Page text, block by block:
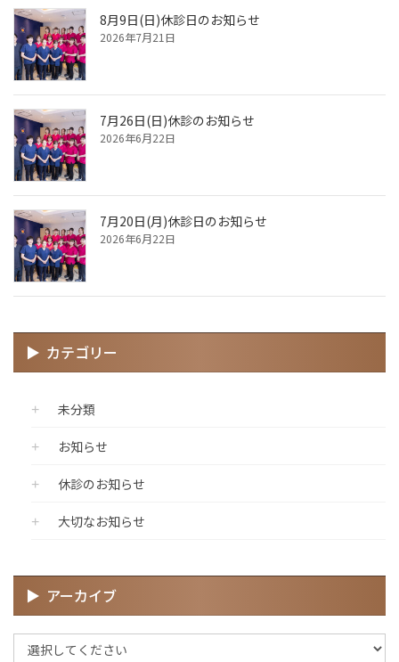
8月9日(日)休診日のお知らせ
2026年7月21日
7月26日(日)休診のお知らせ
2026年6月22日
7月20日(月)休診日のお知らせ
2026年6月22日
カテゴリー
未分類
お知らせ
休診のお知らせ
大切なお知らせ
アーカイブ